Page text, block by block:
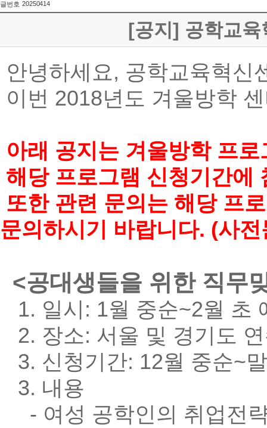
글번호 20250414
[공지] 공학교육
안녕하세요, 공학교육혁신
이번 2018년도 겨울방학
아래 공지는 겨울방학 프
해당 프로그램 신청기간에
또한 관련 문의는 해당 프
문의하시기 바랍니다. (사
<공대생들을 위한 직무
1. 일시: 1월 중순~2월 초
2. 장소: 서울 및 경기도
3. 신청기간: 12월 중순~
3. 내용
- 여성 공학인의 취업전